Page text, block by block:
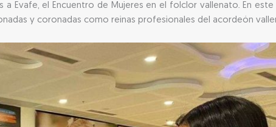
Evafe, el Encuentro de Mujeres en el folclor vallenato. En este
y coronadas como reinas profesionales del acordeón